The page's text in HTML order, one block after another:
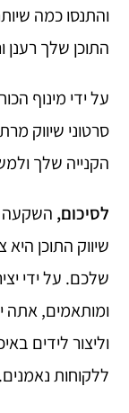
והתנסו כמה
התוכן שלך רענן
על ידי מינוף
סרטוני שיווק
הקנייה שלך
לסיכום, השקעה
שיווק התוכן
שלכם. על ידי
ומותאמים, אתה
וליצור לידים
ללקוחות נאמנים.